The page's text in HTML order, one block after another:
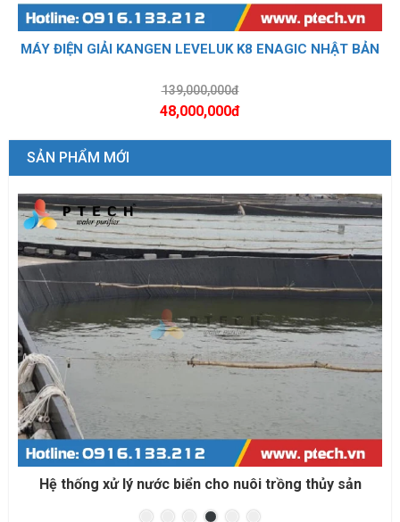
MÁY ĐIỆN GIẢI KANGEN LEVELUK K8 ENAGIC NHẬT BẢN
139,000,000đ
48,000,000đ
SẢN PHẨM MỚI
Hệ thống xử lý nước biển cho nuôi trồng thủy sản